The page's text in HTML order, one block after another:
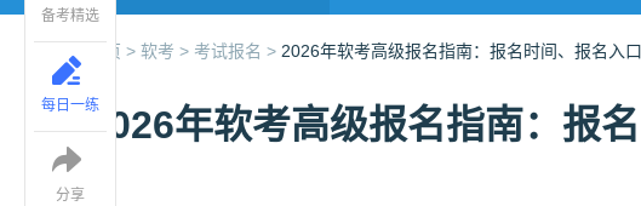
首页 > 软考 > 考试报名 > 2026年软考高级报名指南：报名时间、报名入
2026年软考高级报名指南：报
备考精选
每日一练
分享